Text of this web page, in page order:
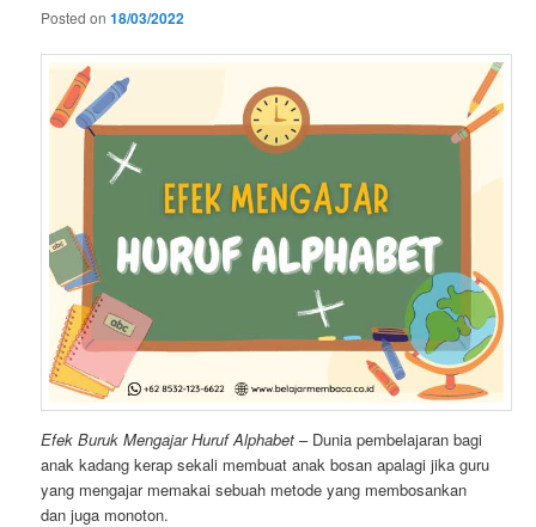
Posted on18/03/2022
Efek Buruk Mengajar Huruf Alphabet – Dunia pembelajaran bagi
anak kadang kerap sekali membuat anak bosan apalagi jika guru
yang mengajar memakai sebuah metode yang membosankan
dan juga monoton.